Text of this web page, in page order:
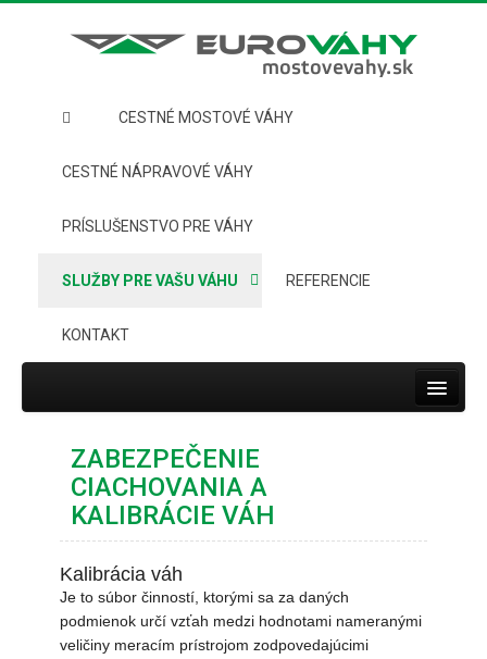
CESTNÉ MOSTOVÉ VÁHY
CESTNÉ NÁPRAVOVÉ VÁHY
PRÍSLUŠENSTVO PRE VÁHY
SLUŽBY PRE VAŠU VÁHU REFERENCIE
KONTAKT
Toggle
CESTNÉ MOSTOVÉ VÁHY
PRÍSLUŠENSTVO PRE VÁHY
SLUŽBY PRE VAŠU VÁHU
ZABEZPEČENIE
CIACHOVANIA A
KALIBRÁCIE VÁH
Kalibrácia váh
Je to súbor činností, ktorými sa za daných
podmienok určí vzťah medzi hodnotami nameranými
veličiny meracím prístrojom zodpovedajúcimi